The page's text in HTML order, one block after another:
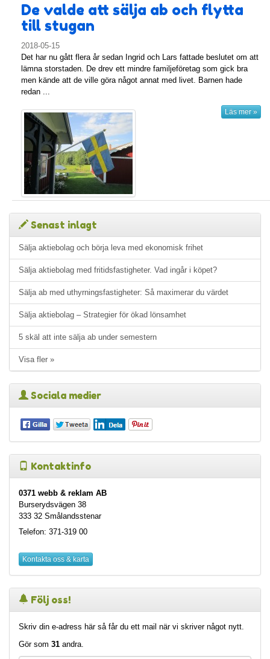
De valde att sälja ab och flytta
till stugan
2018-05-15
Det har nu gått flera år sedan Ingrid och Lars fattade beslutet om att
lämna storstaden. De drev ett mindre familjeföretag som gick bra
men kände att de ville göra något annat med livet. Barnen hade
redan ...
Läs mer »
Senast inlagt
Sälja aktiebolag och börja leva med ekonomisk frihet
Sälja aktiebolag med fritidsfastigheter. Vad ingår i köpet?
Sälja ab med uthyrningsfastigheter: Så maximerar du värdet
Sälja aktiebolag – Strategier för ökad lönsamhet
5 skäl att inte sälja ab under semestern
Visa fler »
Sociala medier
Kontaktinfo
0371 webb & reklam AB
Burserydsvägen 38
333 32 Smålandsstenar
Telefon: 371-319 00
Kontakta oss & karta
Följ oss!
Skriv din e-adress här så får du ett mail när vi skriver något nytt.
Gör som 31 andra.